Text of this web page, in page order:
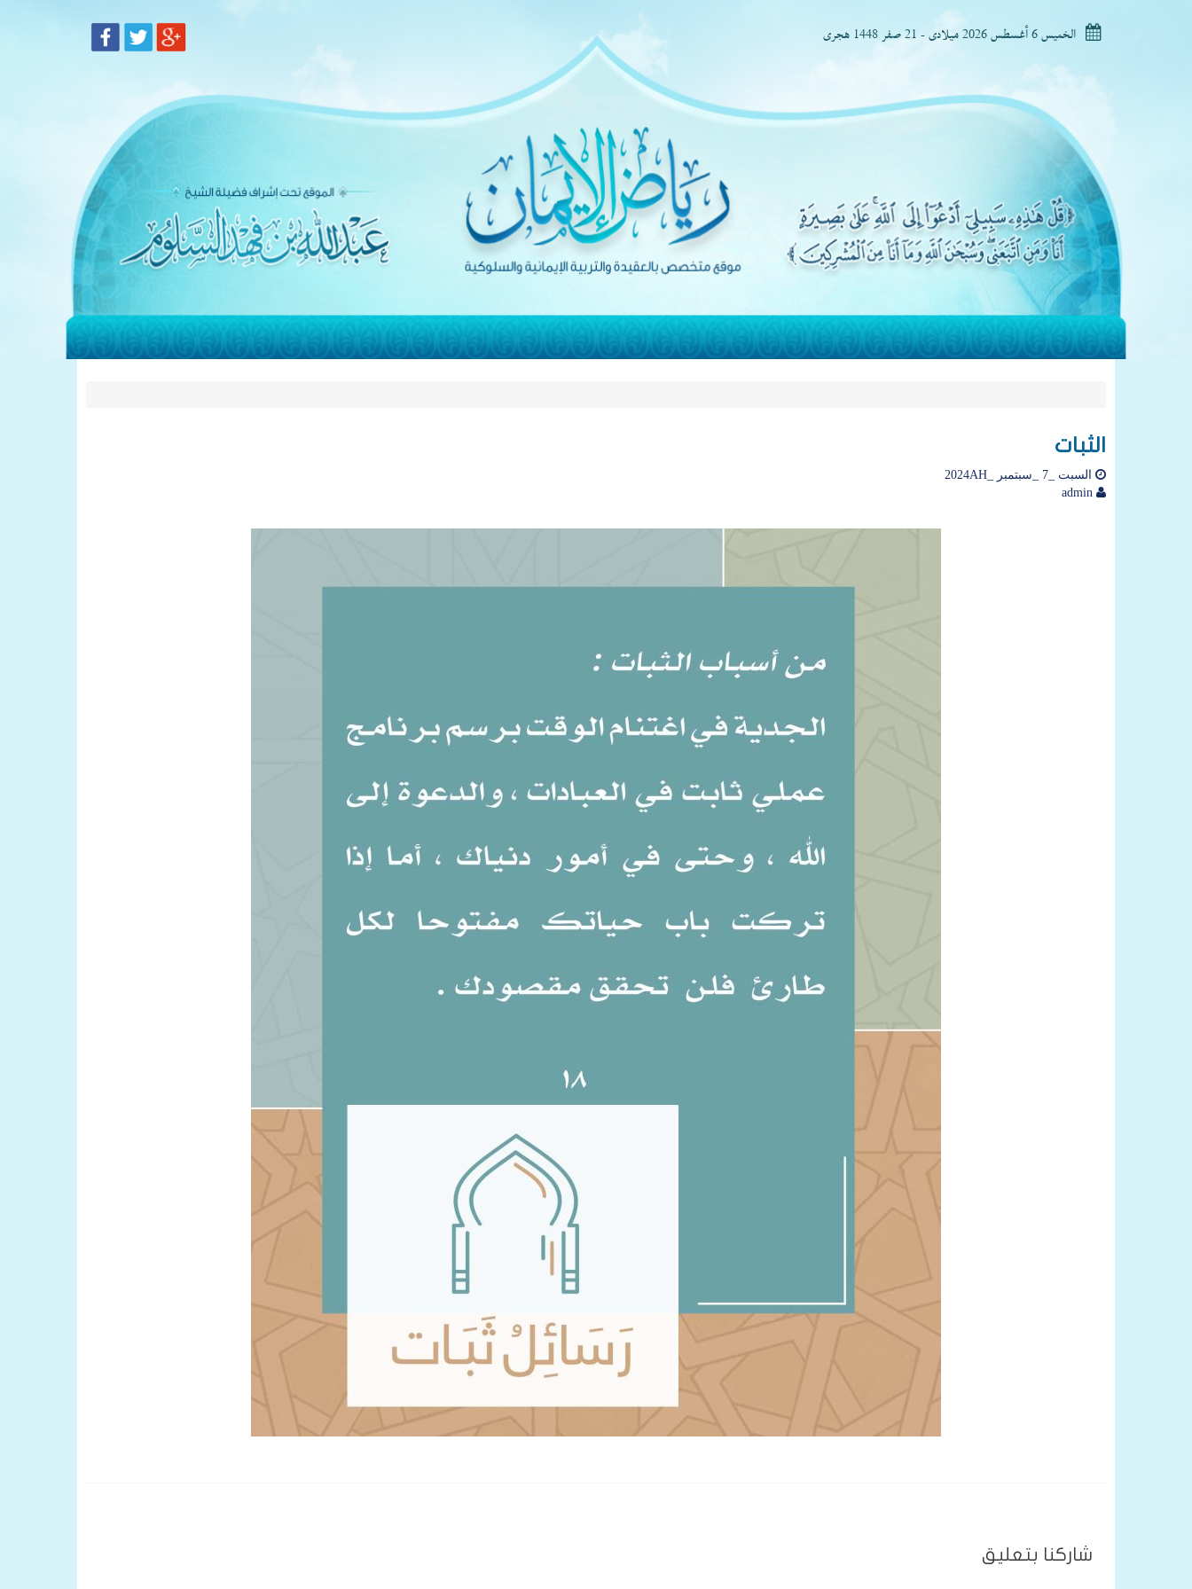
الخميس 6 أغسطس 2026 ميلادى - 21 صفر 1448 هجرى
الثبات
السبت _7 _سبتمبر _2024AH
شاركنا بتعليق